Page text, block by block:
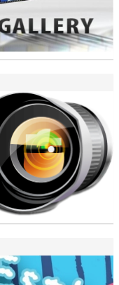
nostre specificità"